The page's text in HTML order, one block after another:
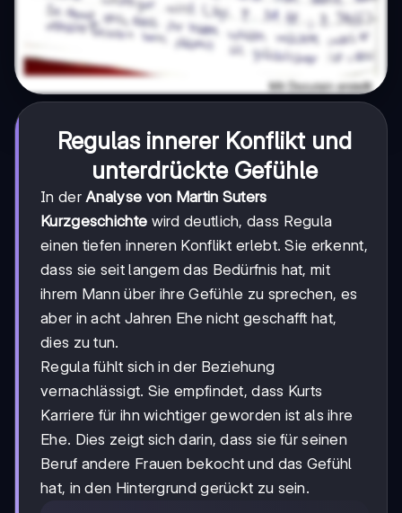
Regulas innerer Konflikt und
unterdrückte Gefühle
In derAnalyse von Martin Suters
Kurzgeschichte wird deutlich, dass Regula
einen tiefen inneren Konflikt erlebt. Sie erkennt,
dass sie seit langem das Bedürfnis hat, mit
ihrem Mann über ihre Gefühle zu sprechen, es
aber in acht Jahren Ehe nicht geschafft hat,
dies zu tun.
Regula fühlt sich in der Beziehung
vernachlässigt. Sie empfindet, dass Kurts
Karriere für ihn wichtiger geworden ist als ihre
Ehe. Dies zeigt sich darin, dass sie für seinen
Beruf andere Frauen bekocht und das Gefühl
hat, in den Hintergrund gerückt zu sein.